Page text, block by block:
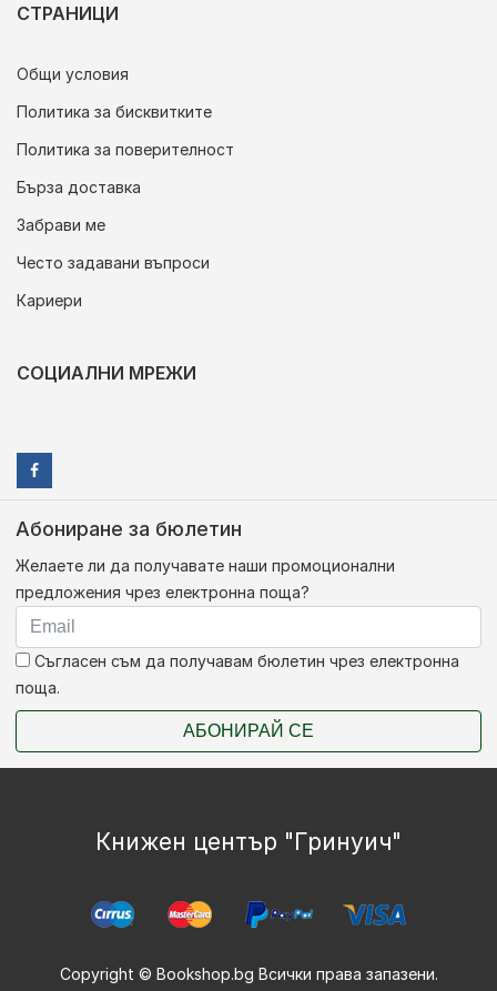
СТРАНИЦИ
Общи условия
Политика за бисквитките
Политика за поверителност
Бърза доставка
Забрави ме
Често задавани въпроси
Кариери
СОЦИАЛНИ МРЕЖИ
Абониране за бюлетин
Желаете ли да получавате наши промоционални
предложения чрез електронна поща?
Съгласен съм да получавам бюлетин чрез електронна
поща.
АБОНИРАЙ СЕ
Книжен център "Гринуич"
Copyright © Bookshop.bg Всички права запазени.